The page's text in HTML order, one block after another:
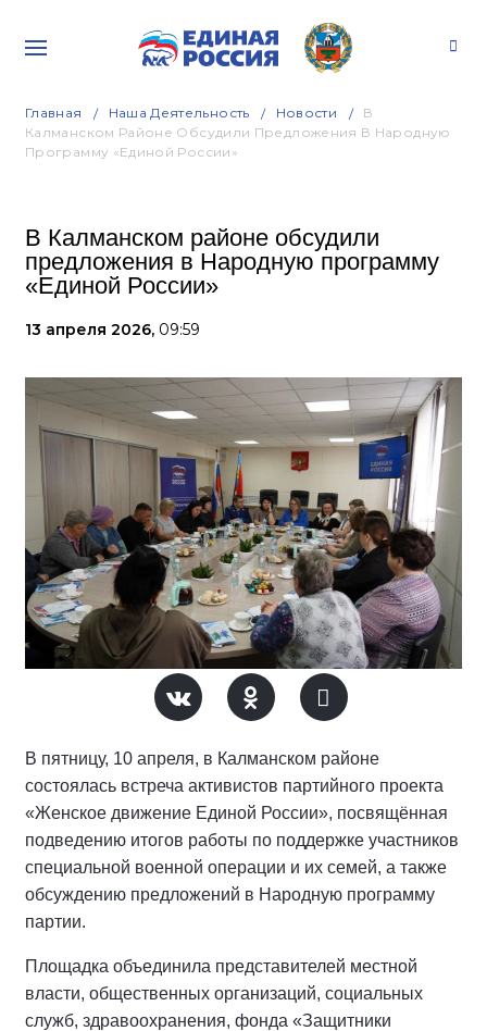
Главная Наша Деятельность Новости
В
Калманском Районе Обсудили Предложения В Народную
Программу «Единой России»
В Калманском районе обсудили
предложения в Народную программу
«Единой России»
13 апреля 2026, 09:59
В пятницу, 10 апреля, в Калманском районе
состоялась встреча активистов партийного проекта
«Женское движение Единой России», посвящённая
подведению итогов работы по поддержке участников
специальной военной операции и их семей, а также
обсуждению предложений в Народную программу
партии.
Площадка объединила представителей местной
власти, общественных организаций, социальных
служб, здравоохранения, фонда «Защитники